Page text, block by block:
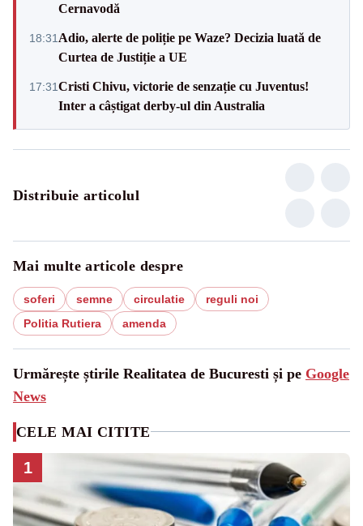
Cernavodă
18:31 Adio, alerte de poliție pe Waze? Decizia luată de
Curtea de Justiție a UE
17:31Cristi Chivu, victorie de senzație cu Juventus!
Inter a câștigat derby-ul din Australia
Distribuie articolul
Mai multe articole despre
soferi semne circulatie
reguli noi
Politia Rutiera
amenda
Urmărește știrile Realitatea de Bucuresti și pe Google
News
CELE MAI CITITE
1